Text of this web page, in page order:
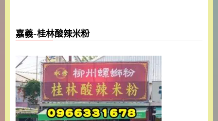
嘉義-桂林酸辣米粉